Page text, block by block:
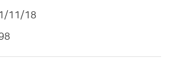
11/18